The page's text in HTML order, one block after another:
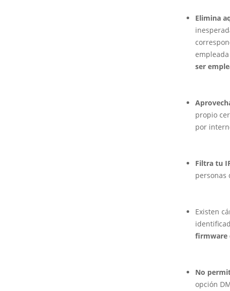
Elimina
ser
propio
por
Filtra tu
personas
Existen
firmware
No
opción